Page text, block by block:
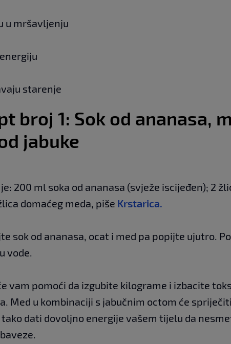
u mršavljenju
starenje
broj 1: Sok od ananasa,
jabuke
200 ml soka od ananasa (svježe iscijeđen); 2
domaćeg meda, piše Krstarica.
sok od ananasa, ocat i med pa popijte ujutro.
vode.
vam pomoći da izgubite kilograme i izbacite
Med u kombinaciji s jabučnim octom će
dati dovoljno energije vašem tijelu da